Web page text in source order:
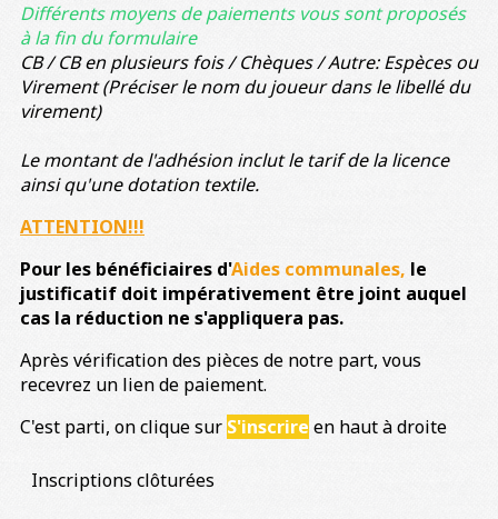
Différents moyens de paiements vous sont proposés
à la fin du formulaire
CB / CB en plusieurs fois / Chèques / Autre: Espèces ou
Virement (Préciser le nom du joueur dans le libellé du
virement)
Le montant de l'adhésion inclut le tarif de la licence
ainsi qu'une dotation textile.
ATTENTION!!!
Pour les bénéficiaires d'Aides communales, le
justificatif doit impérativement être joint auquel
cas la réduction ne s'appliquera pas.
Après vérification des pièces de notre part, vous
recevrez un lien de paiement.
C'est parti, on clique sur S'inscrire en haut à droite
Inscriptions clôturées